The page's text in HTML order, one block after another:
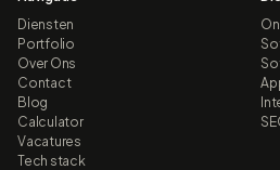
Diensten
Portfolio
Over Ons
Contact
Blog
Calculator
Vacatures
Tech stack